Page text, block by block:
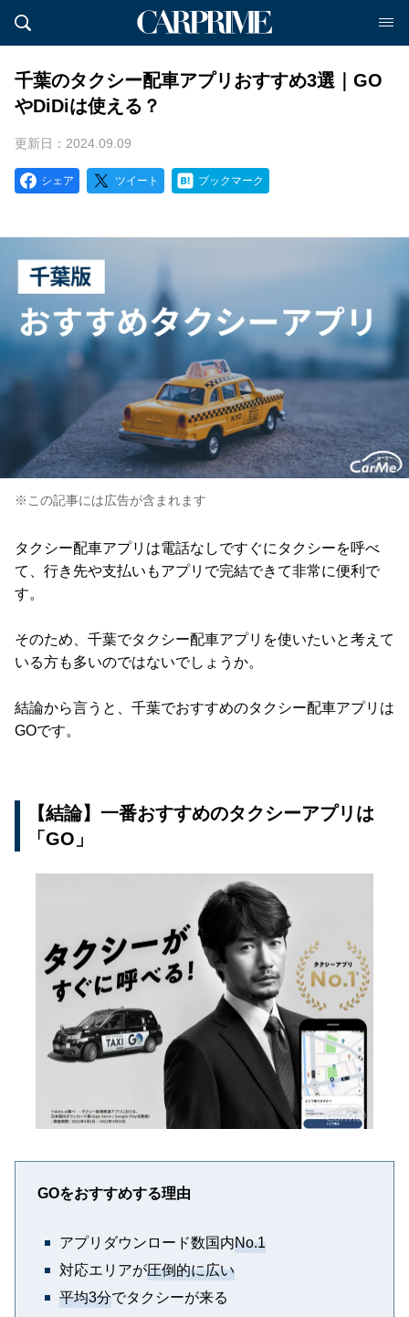
千葉のタクシー配車アプリおすすめ3選｜GO
やDiDiは使える？
更新日：2024.09.09
シェア ツイート ブックマーク
※この記事には広告が含まれます
タクシー配車アプリは電話なしですぐにタクシーを呼べ
て、行き先や支払いもアプリで完結できて非常に便利で
す。
そのため、千葉でタクシー配車アプリを使いたいと考えて
いる方も多いのではないでしょうか。
結論から言うと、千葉でおすすめのタクシー配車アプリは
GOです。
【結論】一番おすすめのタクシーアプリは
「GO」
GOをおすすめする理由
アプリダウンロード数国内No.1
対応エリアが圧倒的に広い
平均3分でタクシーが来る